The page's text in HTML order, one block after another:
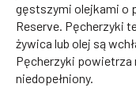
gęstszymi olejkami o
Reserve. Pęcherzyki
żywica lub olej są
Pęcherzyki powietrza
niedopełniony.